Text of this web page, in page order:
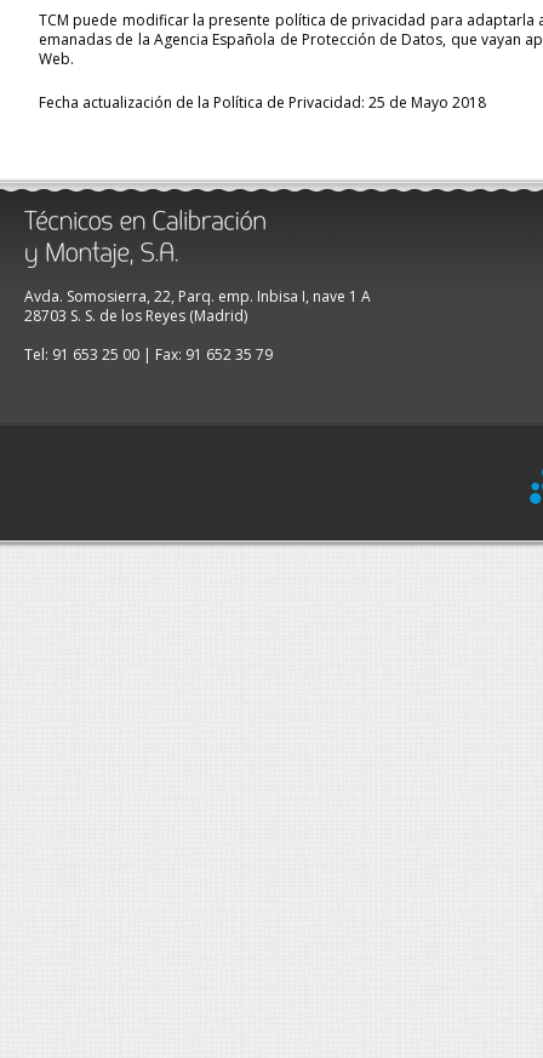
TCM puede modificar la presente política de privacidad para
emanadas de la Agencia Española de Protección de Datos, que vayan
Web.
Fecha actualización de la Política de Privacidad: 25 de Mayo 2018
Avda. Somosierra, 22, Parq. emp. Inbisa I, nave 1 A
28703 S. S. de los Reyes (Madrid)
Tel: 91 653 25 00 | Fax: 91 652 35 79